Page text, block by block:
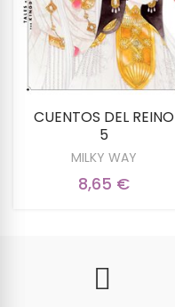
CUENTOS DEL REINO
5
MILKY WAY
8,65 €